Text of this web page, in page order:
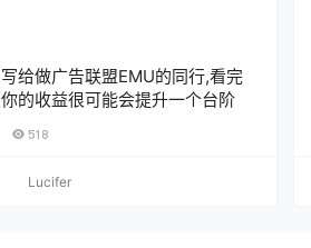
写给做广告联盟EMU的同行,看完
你的收益很可能会提升一个台阶
518
Lucifer